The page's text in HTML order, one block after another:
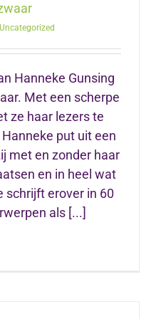
Uncategorized
Hanneke Gunsing
Met een scherpe
ze haar lezers te
put uit een
met en zonder haar
en in heel wat
schrijft erover in 60
als [...]